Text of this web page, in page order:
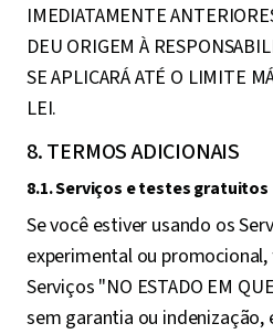
IMEDIATAMENTE
DEU ORIGEM À
SE APLICARÁ ATÉ O LIMITE
LEI.
8. TERMOS ADICIONAIS
8.1. Serviços e testes gratuitos
Se você estiver usando os
experimental ou
Serviços "NO ESTADO EM
sem garantia ou